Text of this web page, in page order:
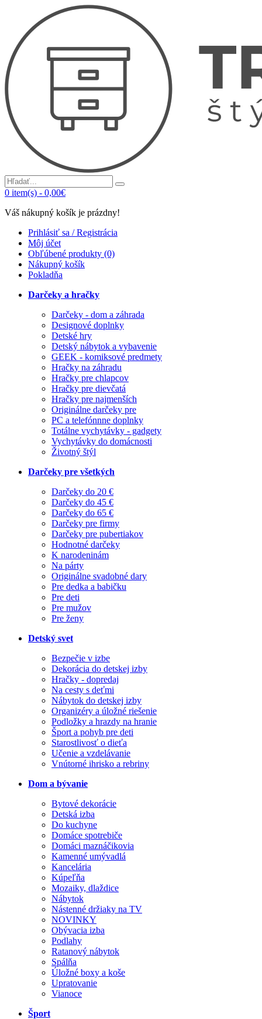
0 item(s) - 0,00€
Váš nákupný košík je prázdny!
Prihlásiť sa / Registrácia
Môj účet
Obľúbené produkty (0)
Nákupný košík
Pokladňa
Darčeky a hračky
Darčeky - dom a záhrada
Designové doplnky
Detské hry
Detský nábytok a vybavenie
GEEK - komiksové predmety
Hračky na záhradu
Hračky pre chlapcov
Hračky pre dievčatá
Hračky pre najmenších
Originálne darčeky pre
PC a telefónnne doplnky
Totálne vychytávky - gadgety
Vychytávky do domácnosti
Životný štýl
Darčeky pre všetkých
Darčeky do 20 €
Darčeky do 45 €
Darčeky do 65 €
Darčeky pre firmy
Darčeky pre pubertiakov
Hodnotné darčeky
K narodeninám
Na párty
Originálne svadobné dary
Pre dedka a babičku
Pre deti
Pre mužov
Pre ženy
Detský svet
Bezpečie v izbe
Dekorácia do detskej izby
Hračky - dopredaj
Na cesty s deťmi
Nábytok do detskej izby
Organizéry a úložné riešenie
Podložky a hrazdy na hranie
Šport a pohyb pre deti
Starostlivosť o dieťa
Učenie a vzdelávanie
Vnútorné ihrisko a rebriny
Dom a bývanie
Bytové dekorácie
Detská izba
Do kuchyne
Domáce spotrebiče
Domáci maznáčikovia
Kamenné umývadlá
Kancelária
Kúpeľňa
Mozaiky, dlaždice
Nábytok
Nástenné držiaky na TV
NOVINKY
Obývacia izba
Podlahy
Ratanový nábytok
Spálňa
Úložné boxy a koše
Upratovanie
Vianoce
Šport